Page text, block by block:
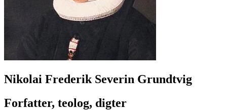
Nikolai Frederik Severin Grundtvig
Forfatter, teolog, digter